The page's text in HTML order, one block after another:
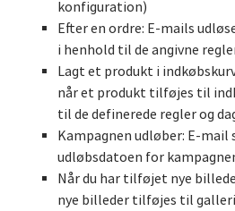
konfiguration)
Efter en ordre: E-mails
i henhold til de angivne
Lagt et produkt i
når et produkt tilføjes til
til de definerede regler og
Kampagnen udløber: E-mail
udløbsdatoen for
Når du har tilføjet nye
nye billeder tilføjes til